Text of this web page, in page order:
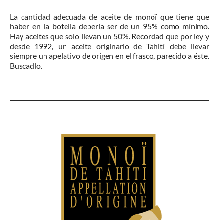
La cantidad adecuada de aceite de monoï que tiene que
haber en la botella debería ser de un 95% como mínimo.
Hay aceites que solo llevan un 50%. Recordad que por ley y
desde 1992, un aceite originario de Tahití debe llevar
siempre un apelativo de origen en el frasco, parecido a éste.
Buscadlo.